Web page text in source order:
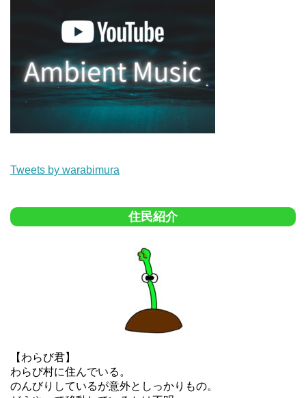
Tweets by warabimura
住民紹介
【わらび君】
わらび村に住んでいる。
のんびりしているが意外としっかりもの。